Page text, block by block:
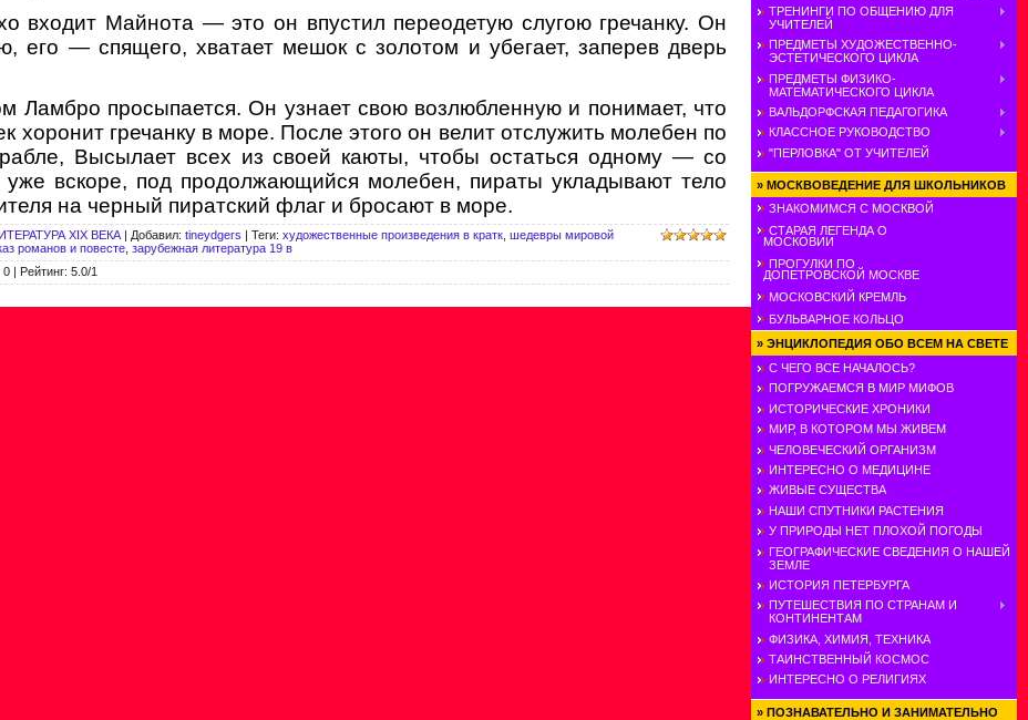
входит Майнота — это он впустил переодетую слугою гречанку. Он
его — спящего, хватает мешок с золотом и убегает, заперев дверь
Ламбро просыпается. Он узнает свою возлюбленную и понимает, что
хоронит гречанку в море. После этого он велит отслужить молебен по
Высылает всех из своей каюты, чтобы остаться одному — со
вскоре, под продолжающийся молебен, пираты укладывают тело
на черный пиратский флаг и бросают в море.
XIX ВЕКА | Добавил: tineydgers | Теги: художественные произведения в кратк шедевры мировой
романов и повесте зарубежная литература 19 в
0 | Рейтинг: 5.0/1
ТРЕНИНГИ ПО ОБЩЕНИЮ ДЛЯ
УЧИТЕЛЕЙ
ПРЕДМЕТЫ ХУДОЖЕСТВЕННО-
ЭСТЕТИЧЕСКОГО ЦИКЛА
ПРЕДМЕТЫ ФИЗИКО-
МАТЕМАТИЧЕСКОГО ЦИКЛА
ВАЛЬДОРФСКАЯ ПЕДАГОГИКА
КЛАССНОЕ РУКОВОДСТВО
"ПЕРЛОВКА" ОТ УЧИТЕЛЕЙ
» МОСКВОВЕДЕНИЕ ДЛЯ ШКОЛЬНИКОВ
ЗНАКОМИМСЯ С МОСКВОЙ
СТАРАЯ ЛЕГЕНДА О
МОСКОВИИ
ПРОГУЛКИ ПО
ДОПЕТРОВСКОЙ МОСКВЕ
МОСКОВСКИЙ КРЕМЛЬ
БУЛЬВАРНОЕ КОЛЬЦО
» ЭНЦИКЛОПЕДИЯ ОБО ВСЕМ НА СВЕТЕ
С ЧЕГО ВСЕ НАЧАЛОСЬ?
ПОГРУЖАЕМСЯ В МИР МИФОВ
ИСТОРИЧЕСКИЕ ХРОНИКИ
МИР, В КОТОРОМ МЫ ЖИВЕМ
ЧЕЛОВЕЧЕСКИЙ ОРГАНИЗМ
ИНТЕРЕСНО О МЕДИЦИНЕ
ЖИВЫЕ СУЩЕСТВА
НАШИ СПУТНИКИ РАСТЕНИЯ
У ПРИРОДЫ НЕТ ПЛОХОЙ ПОГОДЫ
ГЕОГРАФИЧЕСКИЕ СВЕДЕНИЯ О НАШЕЙ
ЗЕМЛЕ
ИСТОРИЯ ПЕТЕРБУРГА
ПУТЕШЕСТВИЯ ПО СТРАНАМ И
КОНТИНЕНТАМ
ФИЗИКА, ХИМИЯ, ТЕХНИКА
ТАИНСТВЕННЫЙ КОСМОС
ИНТЕРЕСНО О РЕЛИГИЯХ
» ПОЗНАВАТЕЛЬНО И ЗАНИМАТЕЛЬНО